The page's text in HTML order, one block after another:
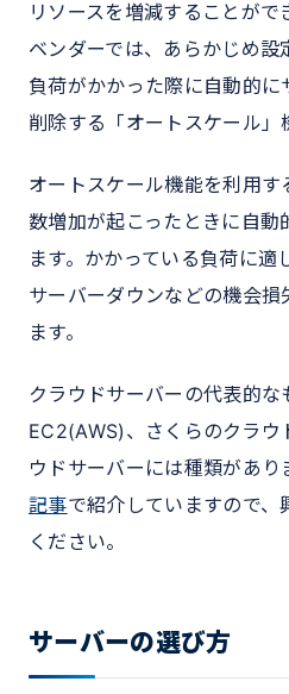
リソースを増減することがで
ベンダーでは、あらかじめ設
負荷がかかった際に自動的に
削除する「オートスケール」
オートスケール機能を利用す
数増加が起こったときに自動
ます。かかっている負荷に適
サーバーダウンなどの機会損
ます。
クラウドサーバーの代表的
EC2(AWS)、さくらのクラウ
ウドサーバーには種類があり
記事で紹介していますので
ください。
サーバーの選び方